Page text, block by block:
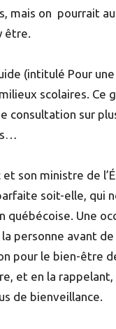
on pourrait
être.
(intitulé Pour
scolaires. Ce
consultation sur
son ministre de
soit-elle, qui
Une
personne avant
pour le bien-être
et en la
de bienveillance.